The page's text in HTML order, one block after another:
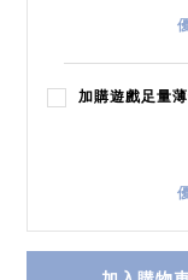
加購遊戲足量